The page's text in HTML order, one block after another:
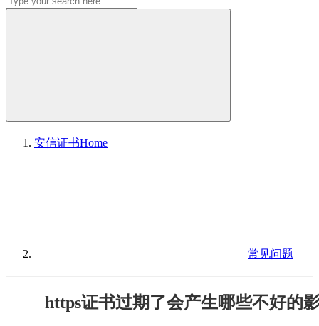
安信证书Home
常见问题
https证书过期了会产生哪些不好的